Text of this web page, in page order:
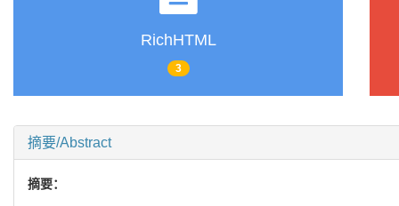
RichHTML
3
摘要/Abstract
摘要：